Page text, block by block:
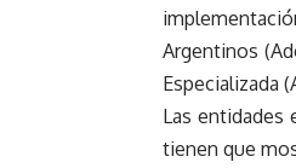
Argentinos
Especializada
Las entidades
tienen que